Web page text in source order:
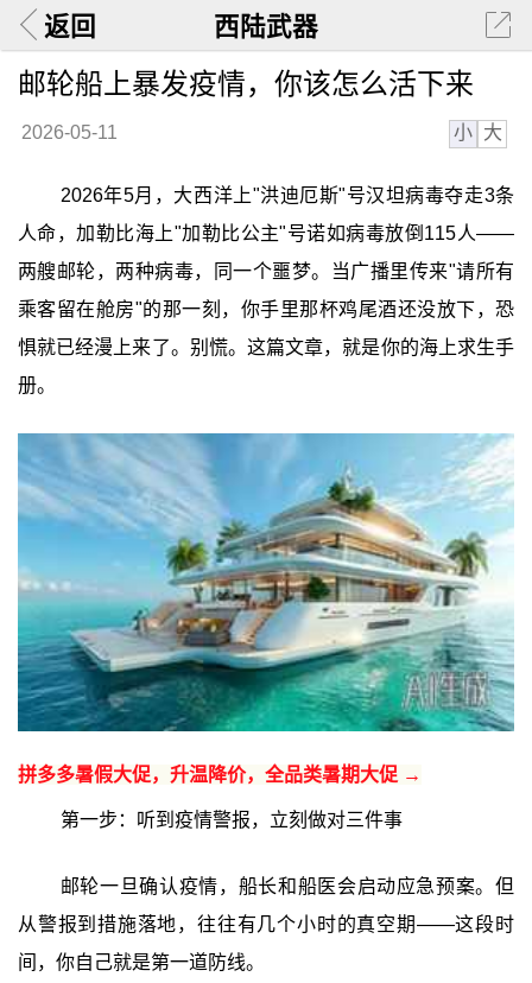
返回 西陆武器
邮轮船上暴发疫情，你该怎么活下来
2026-05-11 小 大
2026年5月，大西洋上"洪迪厄斯"号汉坦病毒夺走3条
人命，加勒比海上"加勒比公主"号诺如病毒放倒115人——
两艘邮轮，两种病毒，同一个噩梦。当广播里传来"请所有
乘客留在舱房"的那一刻，你手里那杯鸡尾酒还没放下，恐
惧就已经漫上来了。别慌。这篇文章，就是你的海上求生手
册。
拼多多暑假大促，升温降价，全品类暑期大促 →
第一步：听到疫情警报，立刻做对三件事
邮轮一旦确认疫情，船长和船医会启动应急预案。但
从警报到措施落地，往往有几个小时的真空期——这段时
间，你自己就是第一道防线。